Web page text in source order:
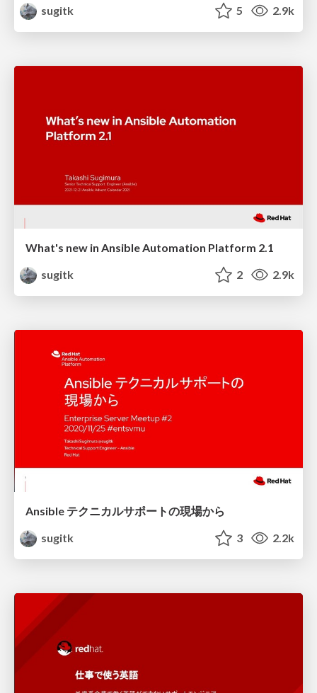
sugitk
5 2.9k
What's new in Ansible Automation Platform 2.1
sugitk
2 2.9k
Ansible テクニカルサポートの現場から
sugitk
3 2.2k